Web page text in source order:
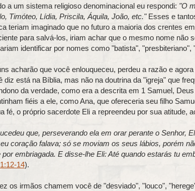
a um sistema religioso denominacional eu respondi: "O
Timóteo, Lídia, Priscila, Áquila, João, etc."Esses e
teriam imaginado que no futuro a maioria dos crentes
para salvá-los, iriam achar que o mesmo nome não
identificar por nomes como "batista", "presbiteriano",
acharão que você enlouqueceu, perdeu a razão e
diz está na Bíblia, mas não na doutrina da "igreja" que
da verdade, como era a descrita em 1 Samuel,
fiéis a ele, como Ana, que ofereceria seu filho
fé, o próprio sacerdote Eli a repreendeu por sua atitude,
que, perseverando ela em orar perante o Senhor,
coração falava; só se moviam os seus lábios, porém
por embriagada. E disse-lhe Eli: Até quando estarás tu
14).
os irmãos chamem você de "desviado", "louco",